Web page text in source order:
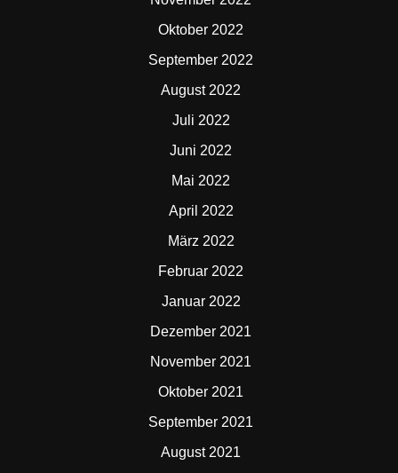
Oktober 2022
September 2022
August 2022
Juli 2022
Juni 2022
Mai 2022
April 2022
März 2022
Februar 2022
Januar 2022
Dezember 2021
November 2021
Oktober 2021
September 2021
August 2021